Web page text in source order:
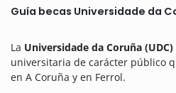
Guía becas Universidade da
La Universidade da Coruña (UDC)
universitaria de carácter público
en A Coruña y en Ferrol.